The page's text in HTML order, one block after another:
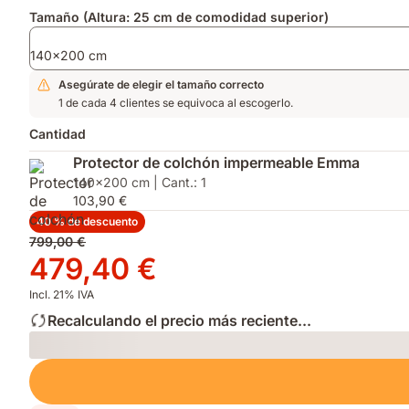
Tamaño (Altura: 25 cm de comodidad superior)
140x200 cm
Asegúrate de elegir el tamaño correcto
1 de cada 4 clientes se equivoca al escogerlo.
Cantidad
Protector de colchón impermeable Emma
140x200 cm | Cant.: 1
103,90 €
40 % de descuento
Precio
original
799,00 €
799,00 €
Precio
479,40 €
479,40 €
Incl. 21% IVA
Recalculando el precio más reciente...
Loading